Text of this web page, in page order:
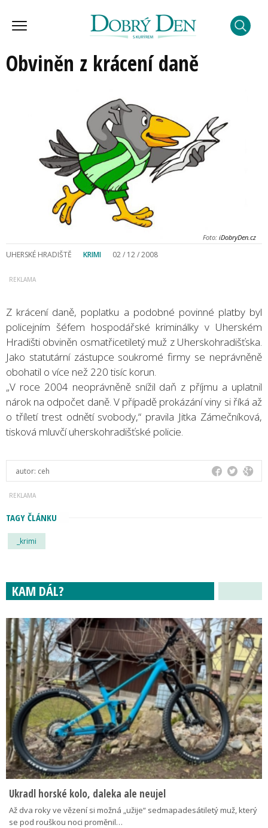
Obviněn z krácení daně
Foto: iDobryDen.cz
UHERSKÉ HRADIŠTĚ KRIMI 02 / 12 / 2008
Z krácení daně, poplatku a podobné povinné platby byl
policejním šéfem hospodářské kriminálky v Uherském
Hradišti obviněn osmatřicetiletý muž z Uherskohradišťska.
Jako statutární zástupce soukromé firmy se neprávněně
obohatil o více než 220 tisíc korun.
„V roce 2004 neoprávněně snížil daň z příjmu a uplatnil
nárok na odpočet daně. V případě prokázání viny si říká až
o tříletí trest odnětí svobody,“ pravila Jitka Zámečníková,
tisková mluvčí uherskohradišťské policie.
autor: ceh
TAGY ČLÁNKU
_krimi
KAM DÁL?
Ukradl horské kolo, daleka ale neujel
Až dva roky ve vězení si možná „užije“ sedmapadesátiletý muž, který
se pod rouškou noci proměnil…